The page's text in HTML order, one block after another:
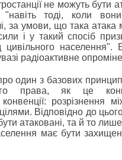
не можуть бути
тоді, коли
за умови, що така
і у такий спосіб
цивільного населення".
радіоактивне
один з базових
права, як це
розрізнення
Відповідно до
атаковані, та й то
має бути